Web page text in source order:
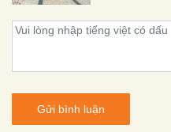
Gửi bình luận